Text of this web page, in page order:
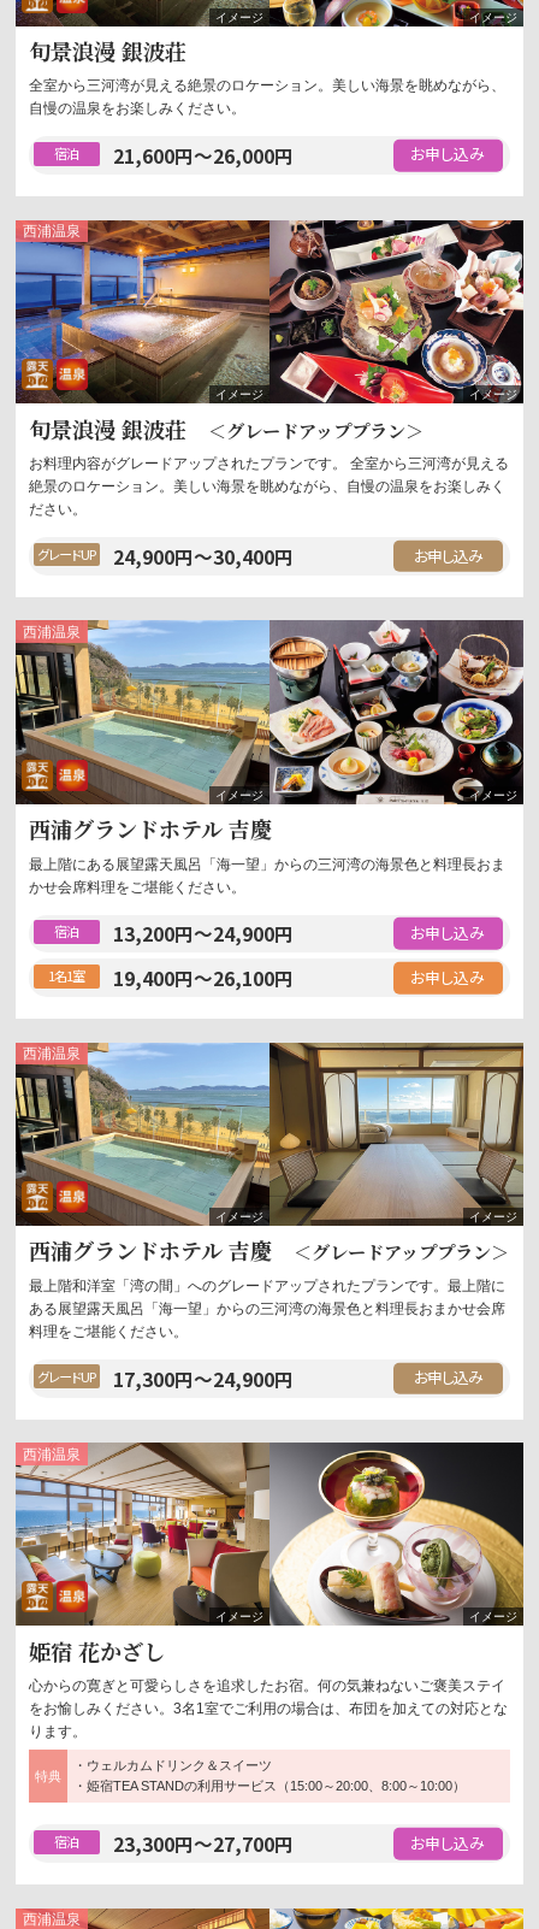
旬景浪漫 銀波荘
全室から三河湾が見える絶景のロケーション。美しい海景を眺めながら、
自慢の温泉をお楽しみください。
宿泊 21,600円～26,000円
西浦温泉
露天風呂
温泉
旬景浪漫 銀波荘 ＜グレードアッププラン＞
お料理内容がグレードアップされたプランです。 全室から三河湾が見える
絶景のロケーション。美しい海景を眺めながら、自慢の温泉をお楽しみく
ださい。
グレードUP 24,900円～30,400円
西浦温泉
露天風呂
温泉
西浦グランドホテル 吉慶
最上階にある展望露天風呂「海一望」からの三河湾の海景色と料理長おま
かせ会席料理をご堪能ください。
宿泊 13,200円～24,900円
1名1室 19,400円～26,100円
西浦温泉
露天風呂
温泉
西浦グランドホテル 吉慶 ＜グレードアッププラン＞
最上階和洋室「湾の間」へのグレードアップされたプランです。最上階に
ある展望露天風呂「海一望」からの三河湾の海景色と料理長おまかせ会席
料理をご堪能ください。
グレードUP 17,300円～24,900円
西浦温泉
露天風呂
温泉
姫宿 花かざし
心からの寛ぎと可愛らしさを追求したお宿。何の気兼ねないご褒美ステイ
をお愉しみください。3名1室でご利用の場合は、布団を加えての対応とな
ります。
特典
・ウェルカムドリンク＆スイーツ
・姫宿TEA STANDの利用サービス（15:00～20:00、8:00～10:00）
宿泊 23,300円～27,700円
西浦温泉